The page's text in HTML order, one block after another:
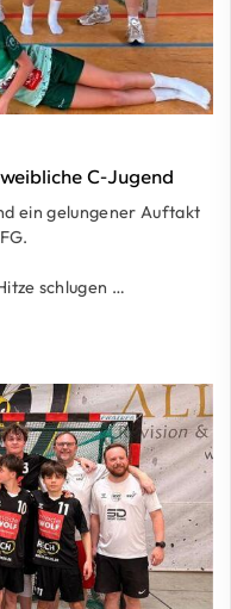
C-Jugend
ein gelungener Auftakt
schlugen …